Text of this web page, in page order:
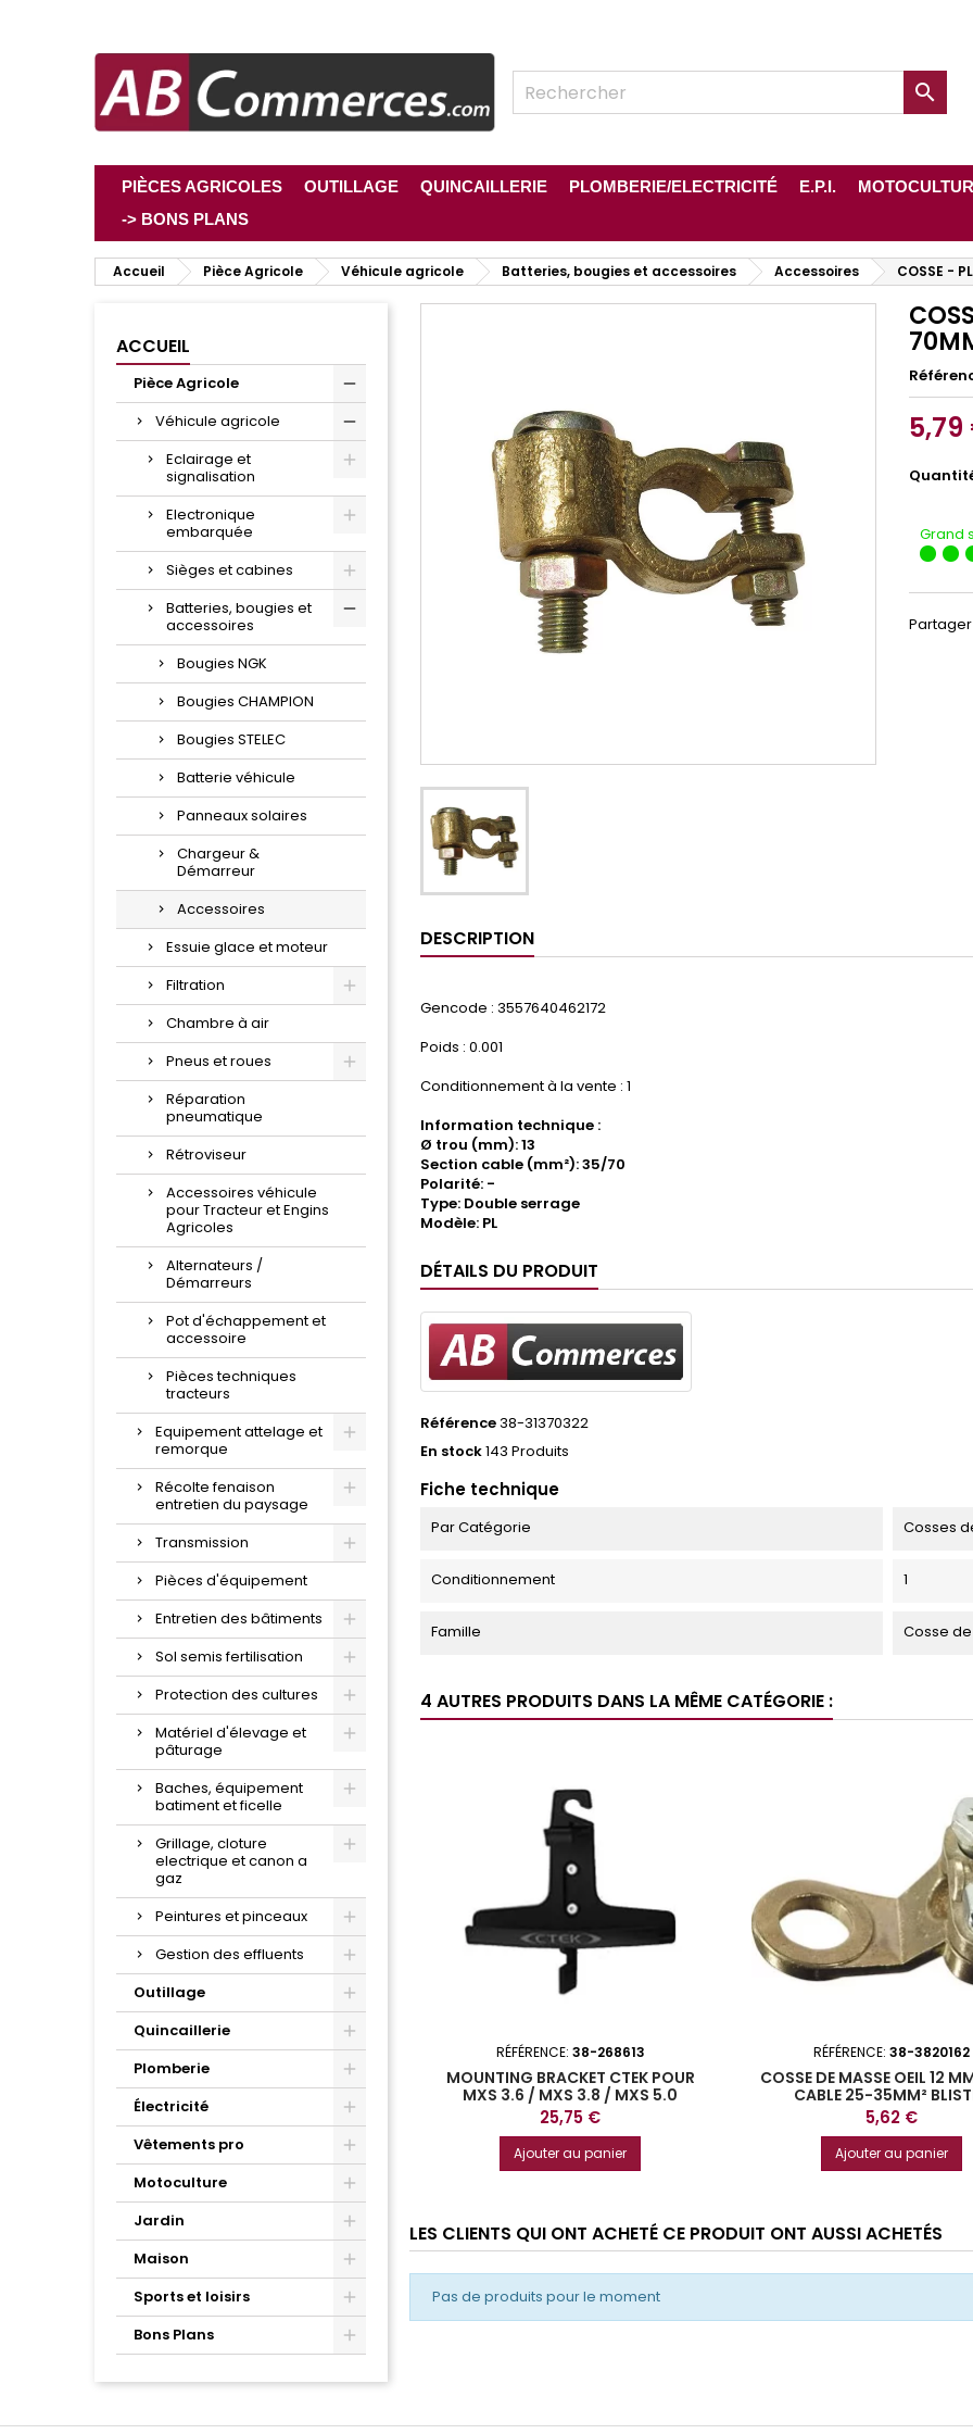

PIÈCES AGRICOLES OUTILLAGE QUINCAILLERIE PLOMBERIE/ELECTRICITÉ E.P.I.
-> BONS PLANS
Accueil Pièce Agricole Véhicule agricole Batteries, bougies et accessoires Accessoires COSSE -
ACCUEIL
Pièce Agricole
Véhicule agricole
Eclairage et
signalisation
Electronique
embarquée
Sièges et cabines
Batteries, bougies et
accessoires
Bougies NGK
Bougies CHAMPION
Bougies STELEC
Batterie véhicule
Panneaux solaires
Chargeur &
Démarreur
Accessoires
Essuie glace et moteur
Filtration
Chambre à air
Pneus et roues
Réparation
pneumatique
Rétroviseur
Accessoires véhicule
pour Tracteur et Engins
Agricoles
Alternateurs /
Démarreurs
Pot d'échappement et
accessoire
Pièces techniques
tracteurs
Equipement attelage et
remorque
Récolte fenaison
entretien du paysage
Transmission
Pièces d'équipement
Entretien des bâtiments
Sol semis fertilisation
Protection des cultures
Matériel d'élevage et
pâturage
Baches, équipement
batiment et ficelle
Grillage, cloture
electrique et canon a
gaz
Peintures et pinceaux
Gestion des effluents
Outillage
Quincaillerie
Plomberie
Électricité
Vêtements pro
Motoculture
Jardin
Maison
Sports et loisirs
Bons Plans
5,79
Grand
Partager
DESCRIPTION
Gencode : 3557640462172
Poids : 0.001
Conditionnement à la vente : 1
Information technique :
Ø trou (mm): 13
Section cable (mm²): 35/70
Polarité: -
Type: Double serrage
Modèle: PL
DÉTAILS DU PRODUIT
Référence38-31370322
En stock143 Produits
Fiche technique
Par Catégorie Cosses
Conditionnement 1
Famille Cosse
4 AUTRES PRODUITS DANS LA MÊME CATÉGORIE :
RÉFÉRENCE: 38-268613
MOUNTING BRACKET CTEK POUR
MXS 3.6 / MXS 3.8 / MXS 5.0
Prix
25,75 €
Ajouter au panier
RÉFÉRENCE: 38-3820162
COSSE DE MASSE OEIL 12
CABLE 25-35MM²
Prix
5,62 €
Ajouter au panier
LES CLIENTS QUI ONT ACHETÉ CE PRODUIT ONT AUSSI ACHETÉS
Pas de produits pour le moment